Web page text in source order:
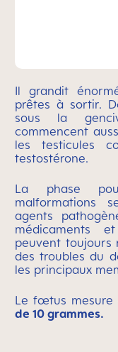
Il grandit
prêtes à sortir.
sous la
commencent
les testicules
testostérone.
La phase
malformations
agents
médicaments
peuvent toujours
des troubles du
les principaux
Le fœtus
de 10 grammes.